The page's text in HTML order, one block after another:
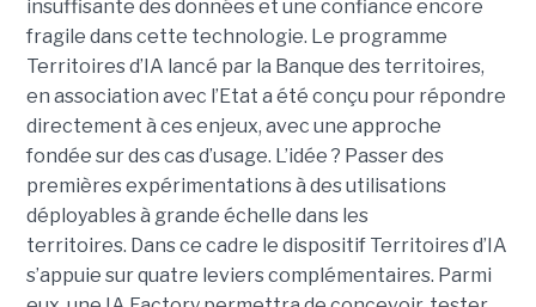
insuffisante des données et une confiance encore
fragile dans cette technologie. Le programme
Territoires d’IA lancé par la Banque des territoires,
en association avec l’Etat a été conçu pour répondre
directement à ces enjeux, avec une approche
fondée sur des cas d’usage. L’idée ? Passer des
premières expérimentations à des utilisations
déployables à grande échelle dans les
territoires. Dans ce cadre le dispositif Territoires d’IA
s’appuie sur quatre leviers complémentaires. Parmi